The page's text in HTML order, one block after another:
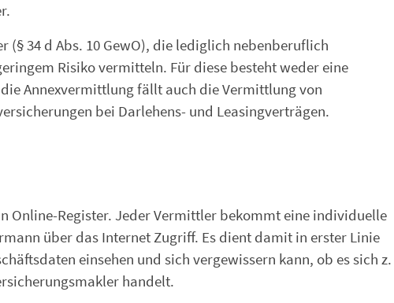
(§ 34 d Abs. 10 GewO), die lediglich nebenberuflich
Risiko vermitteln. Für diese besteht weder eine
Annexvermittlung fällt auch die Vermittlung von
bei Darlehens- und Leasingverträgen.
Online-Register. Jeder Vermittler bekommt eine individuelle
über das Internet Zugriff. Es dient damit in erster Linie
einsehen und sich vergewissern kann, ob es sich z.
handelt.